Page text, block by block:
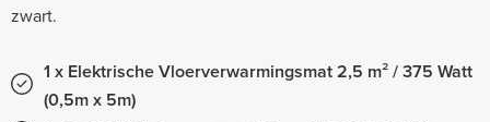
zwart.
1 x Elektrische Vloerverwarmingsmat 2,5 m² / 375 Watt
(0,5m x 5m)